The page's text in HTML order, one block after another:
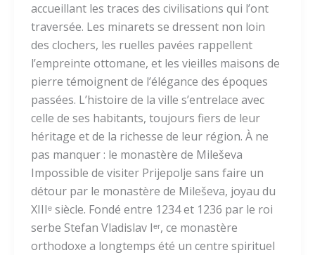
accueillant les traces des civilisations qui l’ont
traversée. Les minarets se dressent non loin
des clochers, les ruelles pavées rappellent
l’empreinte ottomane, et les vieilles maisons de
pierre témoignent de l’élégance des époques
passées. L’histoire de la ville s’entrelace avec
celle de ses habitants, toujours fiers de leur
héritage et de la richesse de leur région. À ne
pas manquer : le monastère de Mileševa
Impossible de visiter Prijepolje sans faire un
détour par le monastère de Mileševa, joyau du
XIIIᵉ siècle. Fondé entre 1234 et 1236 par le roi
serbe Stefan Vladislav Iᵉʳ, ce monastère
orthodoxe a longtemps été un centre spirituel